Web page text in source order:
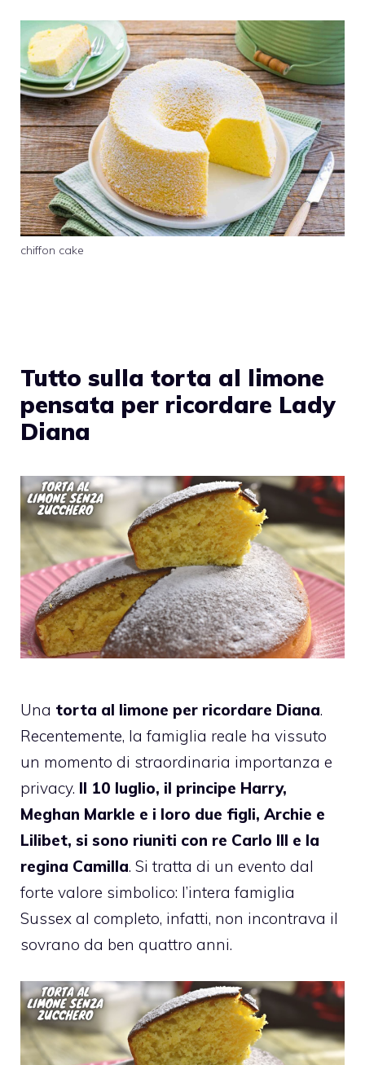
chiffon cake
Tutto sulla torta al limone
pensata per ricordare Lady
Diana
Una torta al limone per ricordare Diana.
Recentemente, la famiglia reale ha vissuto
un momento di straordinaria importanza e
privacy. Il 10 luglio, il principe Harry,
Meghan Markle e i loro due figli, Archie e
Lilibet, si sono riuniti con re Carlo III e la
regina Camilla. Si tratta di un evento dal
forte valore simbolico: l’intera famiglia
Sussex al completo, infatti, non incontrava il
sovrano da ben quattro anni.